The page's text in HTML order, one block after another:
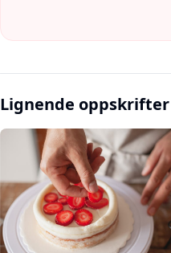
Lignende oppskrifter